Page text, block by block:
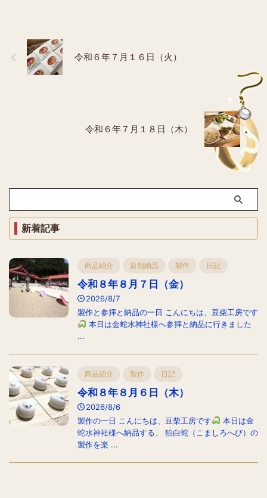
令和６年７月１６日（火）
令和６年７月１８日（木）
新着記事
商品紹介 店舗納品 製作 日記
令和８年８月７日（金）
2026/8/7
製作と参拝と納品の一日 こんにちは、豆柴工房です
本日は金蛇水神社様へ参拝と納品に行きました
...
商品紹介 製作 日記
令和８年８月６日（木）
2026/8/6
製作の一日 こんにちは、豆柴工房です
本日は金
蛇水神社様へ納品する、 狛白蛇（こましろへび）の
製作を楽 ...